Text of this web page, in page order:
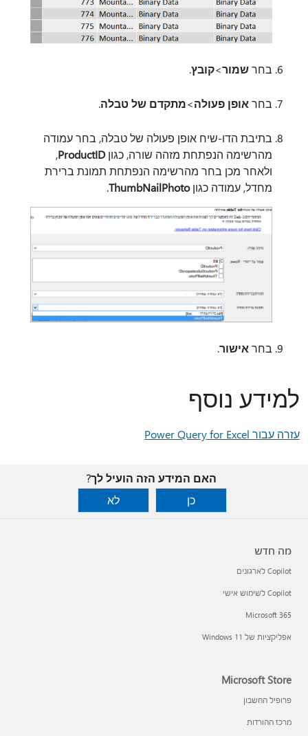
בחרשמור>קובץ.
בחראופן פעולה>מתקדם של טבלה.
בתיבת הדו-שיח אופן פעולה של טבלה, בחר עמודה
מהרשימה הנפתחת מזהה שורה, כגון ProductID
,
ולאחר מכן בחר מהרשימה הנפתחת תמונת ברירת
מחדל, עמודה כגוןThumbNailPhoto
.
בחראישור.
למידע נוסף
עזרה עבור Power Query for Excel
האם המידע הזה הועיל לך?
כן
לא
מה חדש
Copilot לארגונים
Copilot לשימוש אישי
Microsoft 365
אפליקציות של Windows 11‏
Microsoft Store
פרופיל החשבון
מרכז ההורדות